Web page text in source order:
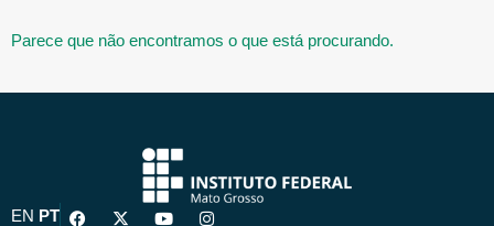
Parece que não encontramos o que está procurando.
EN PT
F
X
Y
I